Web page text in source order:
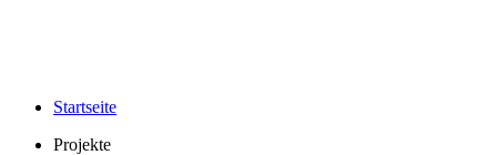
Startseite
Projekte